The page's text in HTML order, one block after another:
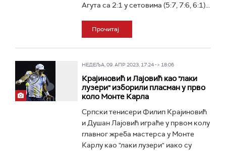
Агута са 2:1 у сетовима (5:7, 7:6, 6:1)...
Прочитај
НЕДЕЉА, 09. АПР 2023, 17:24 -> 18:06
Крајиновић и Лајовић као "лаки
лузери" изборили пласман у прво
коло Монте Карла
Српски тенисери Филип Крајиновић
и Душан Лајовић играће у првом колу
главног жреба мастерса у Монте
Карлу као "лаки лузери" иако су